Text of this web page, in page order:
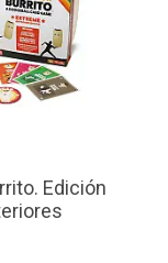
Edición